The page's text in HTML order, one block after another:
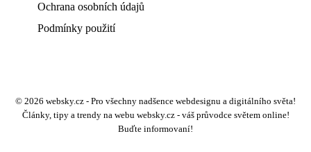
Ochrana osobních údajů
Podmínky použití
© 2026 websky.cz - Pro všechny nadšence webdesignu a digitálního světa!
Články, tipy a trendy na webu websky.cz - váš průvodce světem online!
Buďte informovaní!